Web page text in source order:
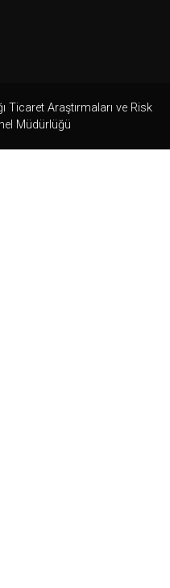
Ticaret Araştırmaları ve Risk
Müdürlüğü